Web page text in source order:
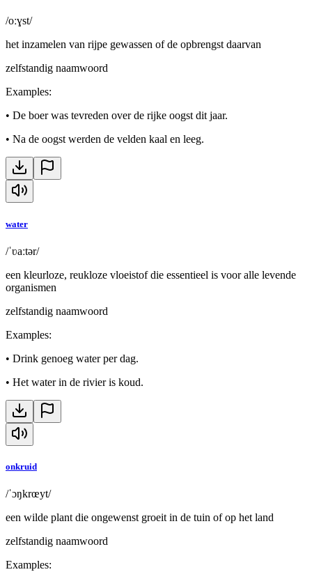
/oːɣst/
het inzamelen van rijpe gewassen of de opbrengst daarvan
zelfstandig naamwoord
Examples:
• De boer was tevreden over de rijke oogst dit jaar.
• Na de oogst werden de velden kaal en leeg.
water
/ˈʋaːtər/
een kleurloze, reukloze vloeistof die essentieel is voor alle levende
organismen
zelfstandig naamwoord
Examples:
• Drink genoeg water per dag.
• Het water in de rivier is koud.
onkruid
/ˈɔŋkrœyt/
een wilde plant die ongewenst groeit in de tuin of op het land
zelfstandig naamwoord
Examples: